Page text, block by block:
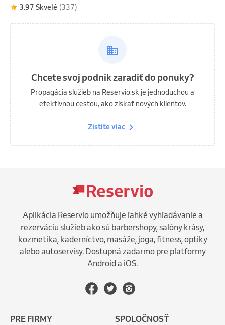
3.97 Skvelé (337)
Chcete svoj podnik zaradiť do ponuky?
Propagácia služieb na Reservio.sk je jednoduchou a
efektívnou cestou, ako získať nových klientov.
Zistite viac
Aplikácia Reservio umožňuje ľahké vyhľadávanie a
rezerváciu služieb ako sú barbershopy, salóny krásy,
kozmetika, kaderníctvo, masáže, joga, fitness, optiky
alebo autoservisy. Dostupná zadarmo pre platformy
Android a iOS.
PRE FIRMY SPOLOČNOSŤ